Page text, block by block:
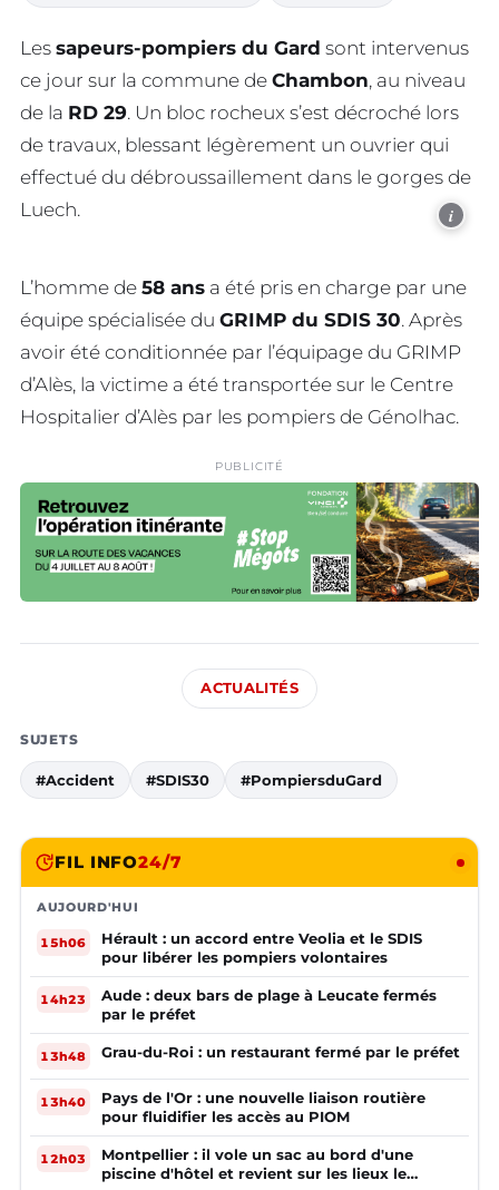
Les sapeurs-pompiers du Gard sont intervenus
ce jour sur la commune de Chambon, au niveau
de la RD 29. Un bloc rocheux s’est décroché lors
de travaux, blessant légèrement un ouvrier qui
effectué du débroussaillement dans le gorges de
Luech.
i
L’homme de 58 ans a été pris en charge par une
équipe spécialisée du GRIMP du SDIS 30. Après
avoir été conditionnée par l’équipage du GRIMP
d’Alès, la victime a été transportée sur le Centre
Hospitalier d’Alès par les pompiers de Génolhac.
PUBLICITÉ
ACTUALITÉS
SUJETS
#Accident #SDIS30 #PompiersduGard
FIL INFO24/7
AUJOURD'HUI
15h06
Hérault : un accord entre Veolia et le SDIS
pour libérer les pompiers volontaires
14h23
Aude : deux bars de plage à Leucate fermés
par le préfet
13h48 Grau-du-Roi : un restaurant fermé par le préfet
13h40
Pays de l'Or : une nouvelle liaison routière
pour fluidifier les accès au PIOM
12h03
Montpellier : il vole un sac au bord d'une
piscine d'hôtel et revient sur les lieux le